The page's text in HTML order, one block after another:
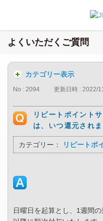
よくいただくご質問
カテゴリー表示
No : 2094 更新日時 : 2022/
リピートポイント
は、いつ還元され
カテゴリー： リピートポ
日曜日を起算とし、1週間